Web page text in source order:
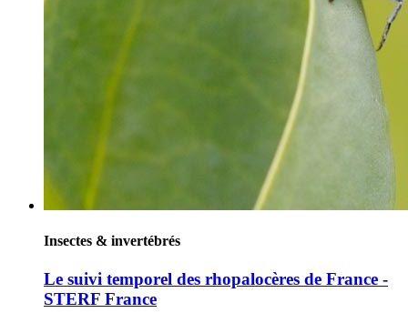
Insectes & invertébrés
Le suivi temporel des rhopalocères de France -
STERF France